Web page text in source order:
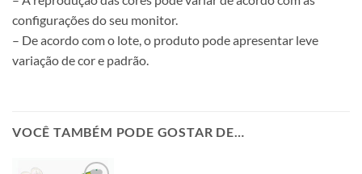
configurações do seu monitor.
– De acordo com o lote, o produto pode apresentar leve
variação de cor e padrão.
VOCÊ TAMBÉM PODE GOSTAR DE…